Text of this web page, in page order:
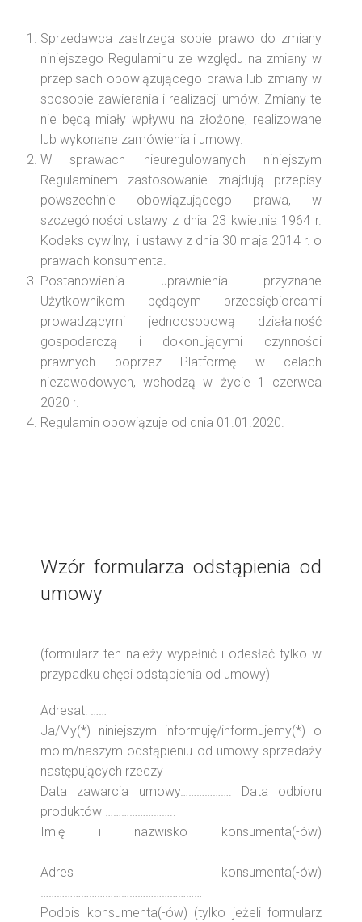
Sprzedawca zastrzega sobie prawo do zmiany
niniejszego Regulaminu ze względu na zmiany w
przepisach obowiązującego prawa lub zmiany w
sposobie zawierania i realizacji umów. Zmiany te
nie będą miały wpływu na złożone, realizowane
lub wykonane zamówienia i umowy.
W sprawach nieuregulowanych niniejszym
Regulaminem zastosowanie znajdują przepisy
powszechnie obowiązującego prawa, w
szczególności ustawy z dnia 23 kwietnia 1964 r.
Kodeks cywilny, i ustawy z dnia 30 maja 2014 r. o
prawach konsumenta.
Postanowienia uprawnienia przyznane
Użytkownikom będącym przedsiębiorcami
prowadzącymi jednoosobową działalność
gospodarczą i dokonującymi czynności
prawnych poprzez Platformę w celach
niezawodowych, wchodzą w życie 1 czerwca
2020 r.
Regulamin obowiązuje od dnia 01.01.2020.
Wzór formularza odstąpienia od
umowy
(formularz ten należy wypełnić i odesłać tylko w
przypadku chęci odstąpienia od umowy)
Adresat: ……
Ja/My(*) niniejszym informuję/informujemy(*) o
moim/naszym odstąpieniu od umowy sprzedaży
następujących rzeczy
Data zawarcia umowy………………. Data odbioru
produktów ……………………..
Imię i nazwisko konsumenta(-ów)
………………………………………………
Adres konsumenta(-ów)
……………………………………………………
Podpis konsumenta(-ów) (tylko jeżeli formularz